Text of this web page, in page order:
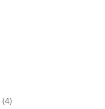
(4)